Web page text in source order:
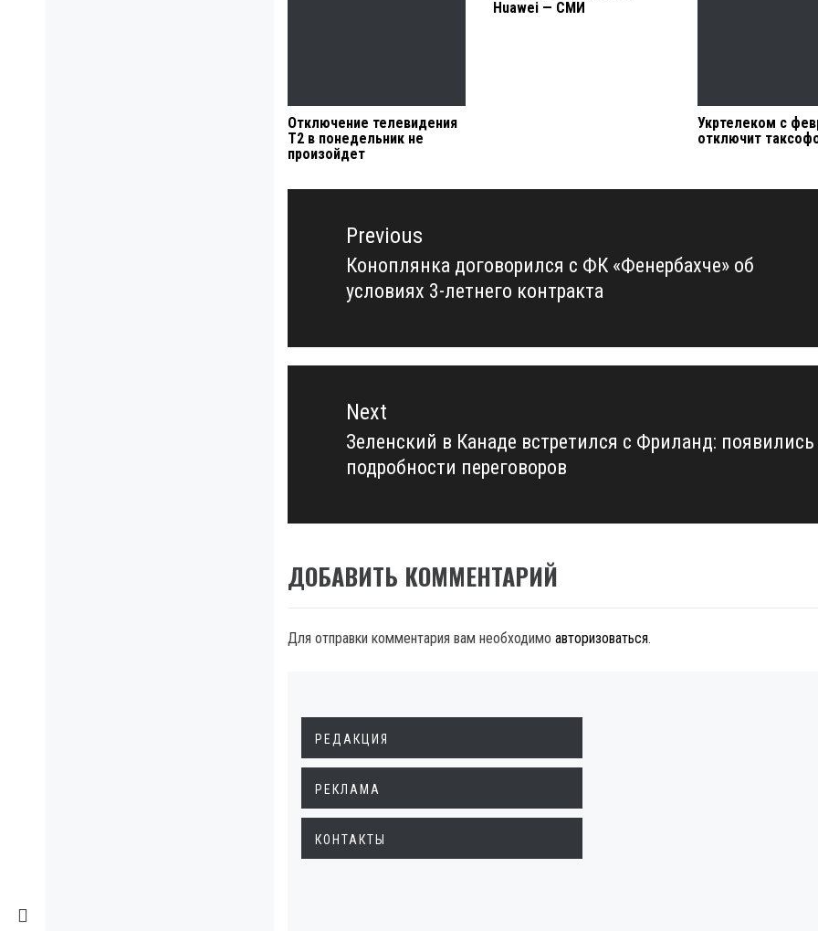
Отключение телевидения
Т2 в понедельник не
произойдет
Huawei — СМИ
Укртелеком с
отключит
Навигация
записямPrevious
Previous
post:
Коноплянка договорился с ФК «Фенербахче» об
условиях 3-летнего контракта
Next
Next
post:
Зеленский в Канаде встретился с Фриланд: появились
подробности переговоров
ДОБАВИТЬ КОММЕНТАРИЙ
Для отправки комментария вам необходимо авторизоваться.
РЕДАКЦИЯ
РЕКЛАМА
КОНТАКТЫ